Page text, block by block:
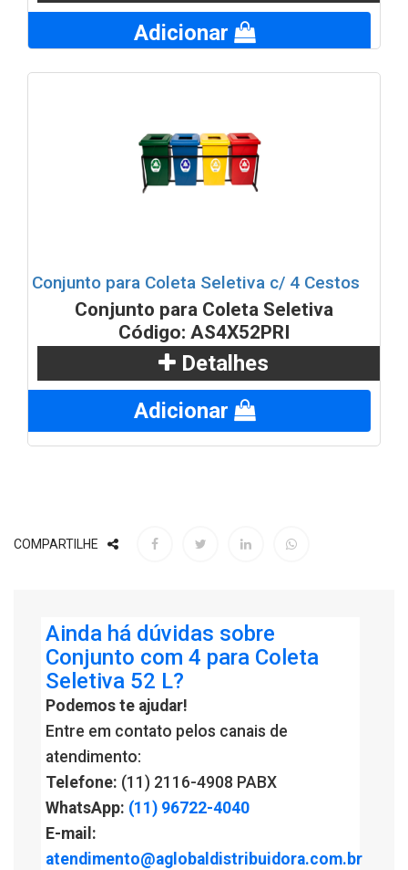
Adicionar
Conjunto para Coleta Seletiva c/ 4 Cestos
Conjunto para Coleta Seletiva
Código: AS4X52PRI
Detalhes
Adicionar
COMPARTILHE
Ainda há dúvidas sobre
Conjunto com 4 para Coleta
Seletiva 52 L?
Podemos te ajudar!
Entre em contato pelos canais de
atendimento:
Telefone: (11) 2116-4908 PABX
WhatsApp: (11) 96722-4040
E-mail:
atendimento@aglobaldistribuidora.com.br